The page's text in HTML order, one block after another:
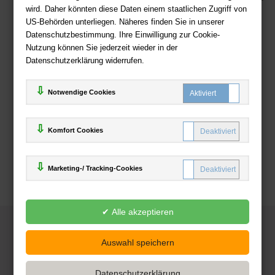
wird. Daher könnten diese Daten einem staatlichen Zugriff von
US-Behörden unterliegen. Näheres finden Sie in unserer
Datenschutzbestimmung. Ihre Einwilligung zur Cookie-
Nutzung können Sie jederzeit wieder in der
Datenschutzerklärung widerrufen.
Notwendige Cookies
Komfort Cookies
Marketing-/ Tracking-Cookies
Zahlweisen
Deutsche-Buchhandlung.de
www.deutsche-buchhandlung.de ist ein Angebot der
Handelsgesellschaft mbH
Powered by Inooga